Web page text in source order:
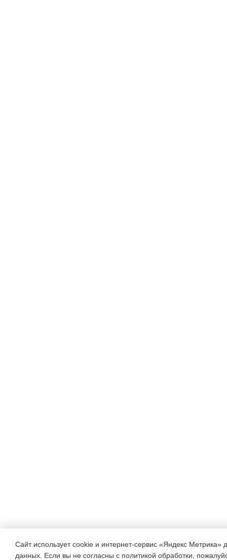
Сайт использует cookie и интернет-сервис «Яндекс Метрика»
данных. Если вы не согласны с политикой обработки,